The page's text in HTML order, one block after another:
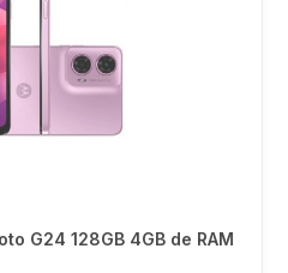
G24 128GB 4GB de RAM